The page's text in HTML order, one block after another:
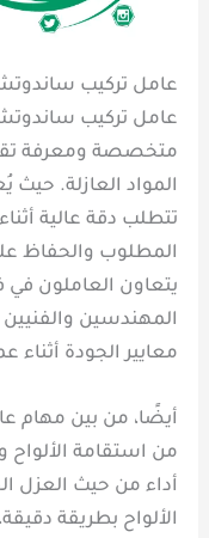
عامل تركيب
عامل تركيب
متخصصة ومعرفة
المواد العازلة.
تتطلب دقة عالية
المطلوب والحفاظ
يتعاون العاملون
المهندسين
معايير الجودة أثناء
أيضًا، من بين مهام
من استقامة
أداء من حيث العزل
الألواح بطريقة